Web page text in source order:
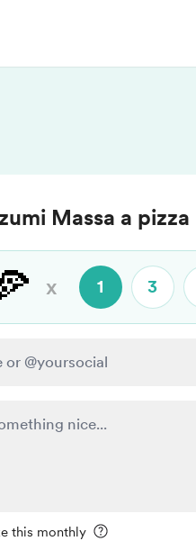
Massa a pizza
x 1 3
this monthly